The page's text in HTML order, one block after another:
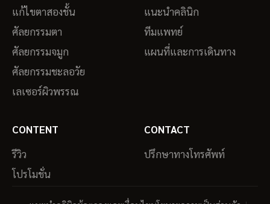
แก้ไขตาสองชั้น
ศัลยกรรมตา
ศัลยกรรมจมูก
ศัลยกรรมชะลอวัย
เลเซอร์ผิวพรรณ
แนะนำคลินิก
ทีมแพทย์
แผนที่และการเดินทาง
CONTENT
รีวิว
โปรโมชั่น
CONTACT
ปรึกษาทางโทรศัพท์